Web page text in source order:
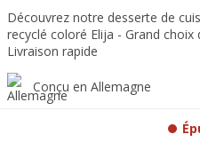
Découvrez notre desserte de
recyclé coloré Elija - Grand choix
Livraison rapide
Conçu en Allemagne